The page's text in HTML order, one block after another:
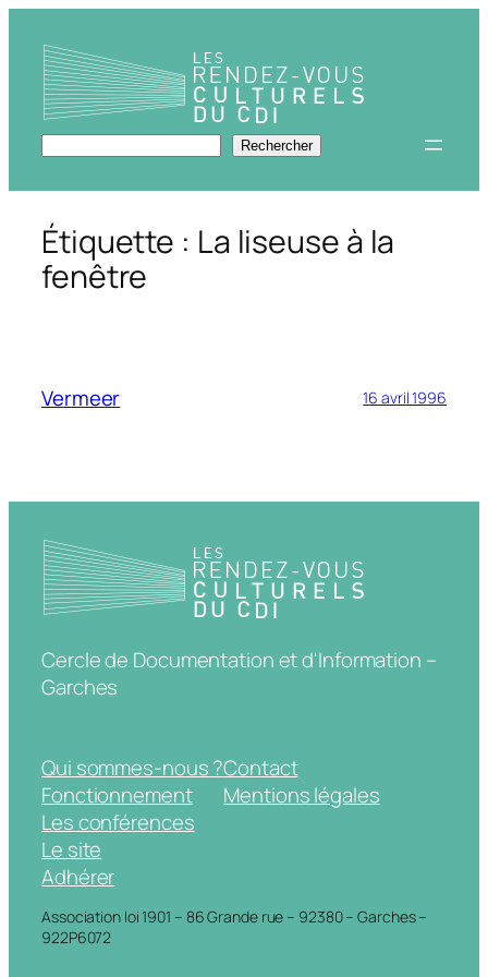
contenu
Rechercher Rechercher
Étiquette : La liseuse à la
fenêtre
Vermeer 16 avril 1996
Cercle de Documentation et d'Information –
Garches
Qui sommes-nous ?
Fonctionnement
Les conférences
Le site
Adhérer
Contact
Mentions légales
Association loi 1901 – 86 Grande rue – 92380 – Garches –
922P6072